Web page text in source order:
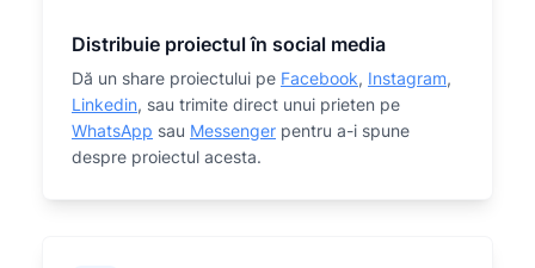
Distribuie proiectul în social media
Dă un share proiectului pe Facebook, Instagram,
Linkedin, sau trimite direct unui prieten pe
WhatsApp sau Messenger pentru a-i spune
despre proiectul acesta.